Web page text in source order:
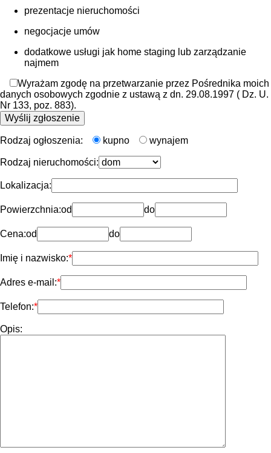
prezentacje nieruchomości
negocjacje umów
dodatkowe usługi jak home staging lub zarządzanie
najmem
Wyrażam zgodę na przetwarzanie przez Pośrednika moich
danych osobowych zgodnie z ustawą z dn. 29.08.1997 ( Dz. U.
Nr 133, poz. 883).
Rodzaj ogłoszenia: kupno wynajem
Rodzaj nieruchomości:
Lokalizacja:
Powierzchnia:od do
Cena:od do
Imię i nazwisko:
Adres e-mail:
Telefon:
Opis: